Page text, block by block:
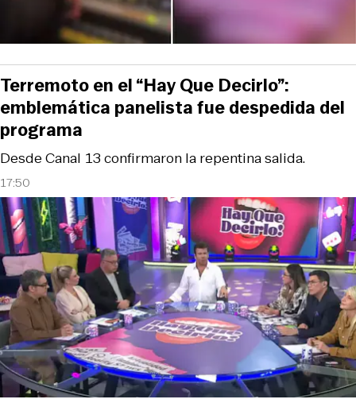
17:50
Desde Canal 13 confirmaron la repentina salida.
Terremoto en el “Hay Que Decirlo”:
emblemática panelista fue despedida del
programa